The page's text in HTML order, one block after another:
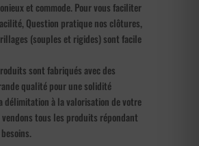
et commode. Pour vous faciliter
Question pratique nos clôtures,
(souples et rigides) sont facile
sont fabriqués avec des
qualité pour une solidité
délimitation à la valorisation de votre
tous les produits répondant